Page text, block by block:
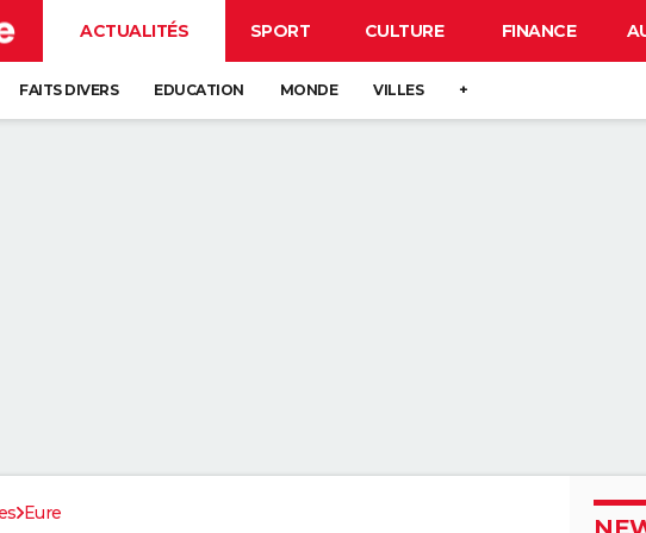
ACTUALITÉS SPORT CULTURE FINANCE
FAITS DIVERS EDUCATION MONDE VILLES +
Eure